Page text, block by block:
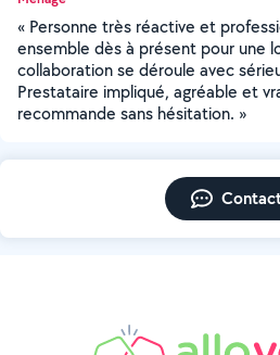
« Personne très réactive et
ensemble dès à présent pour une
collaboration se déroule avec
Prestataire impliqué, agréable et
recommande sans hésitation. »